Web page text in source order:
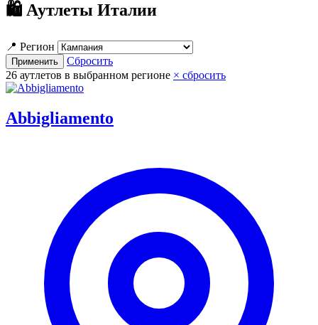
🛍 Аутлеты Италии
📍 Регион
Применить
Сбросить
26 аутлетов в выбранном регионе × сбросить
Abbigliamento